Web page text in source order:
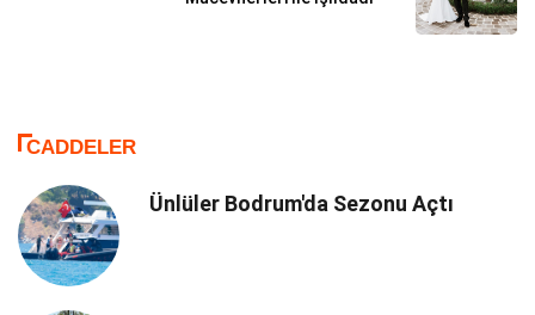
CADDELER
Ünlüler Bodrum'da Sezonu Açtı